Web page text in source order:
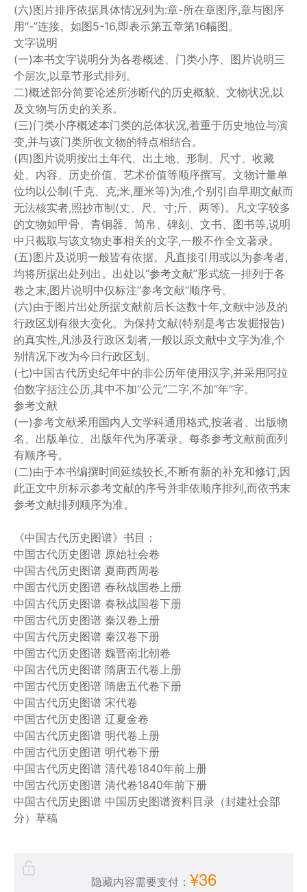
(六)图片排序依据具体情况列为:章-所在章图序,章与图序
用“-”连接。如图5-16,即表示第五章第16幅图。
文字说明
(一)本书文字说明分为各卷概述、门类小序、图片说明三
个层次,以章节形式排列。
二)概述部分简要论述所涉断代的历史概貌、文物状况,以
及文物与历史的关系。
(三)门类小序概述本门类的总体状况,着重于历史地位与演
变,并与该门类所收文物的特点相结合。
(四)图片说明按出土年代、出土地、形制、尺寸、收藏
处、内容、历史价值、艺术价值等顺序撰写。文物计量单
位均以公制(千克、克;米,厘米等)为准,个别引自早期文献而
无法核实者,照抄市制(丈、尺、寸;斤、两等)。凡文字较多
的文物如甲骨、青铜器、简帛、碑刻、文书、图书等,说明
中只截取与该文物史事相关的文字,一般不作全文著录。
(五)图片及说明一般皆有依据。凡直接引用或以为参考者,
均将所据出处列出。出处以“参考文献”形式统一排列于各
卷之末,图片说明中仅标注“参考文献”顺序号。
(六)由于图片出处所据文献前后长达数十年,文献中涉及的
行政区划有很大变化。为保持文献(特别是考古发掘报告)
的真实性,凡涉及行政区划者,一般以原文献中文字为准,个
别情况下改为今日行政区划。
(七)中国古代历史纪年中的非公历年使用汉字,并采用阿拉
伯数字括注公历,其中不加“公元”二字,不加“年”字。
参考文献
(一)参考文献釆用国内人文学科通用格式,按著者、出版物
名、出版单位、出版年代为序著录。每条参考文献前面列
有顺序号。
(二)由于本书编撰时间延续较长,不断有新的补充和修订,因
此正文中所标示参考文献的序号并非依顺序排列,而依书末
参考文献排列顺序为准。
《中国古代历史图谱》书目：
中国古代历史图谱 原始社会卷
中国古代历史图谱 夏商西周卷
中国古代历史图谱 春秋战国卷上册
中国古代历史图谱 春秋战国卷下册
中国古代历史图谱 秦汉卷上册
中国古代历史图谱 秦汉卷下册
中国古代历史图谱 魏晋南北朝卷
中国古代历史图谱 隋唐五代卷上册
中国古代历史图谱 隋唐五代卷下册
中国古代历史图谱 宋代卷
中国古代历史图谱 辽夏金卷
中国古代历史图谱 明代卷上册
中国古代历史图谱 明代卷下册
中国古代历史图谱 清代卷1840年前上册
中国古代历史图谱 清代卷1840年前下册
中国古代历史图谱 中国历史图谱资料目录（封建社会部
分）草稿
隐藏内容需要支付： ¥36